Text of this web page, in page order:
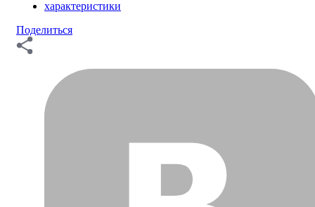
характеристики
Поделиться